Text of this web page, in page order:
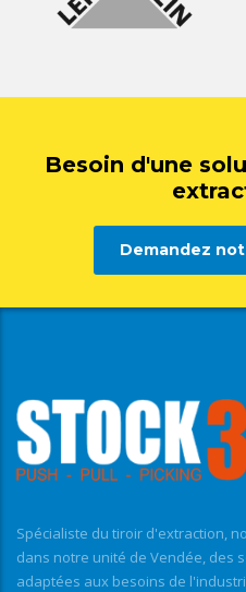
Besoin d'une
Demandez
Spécialiste du tiroir d'extraction,
dans notre unité de Vendée, des
adaptées aux besoins de